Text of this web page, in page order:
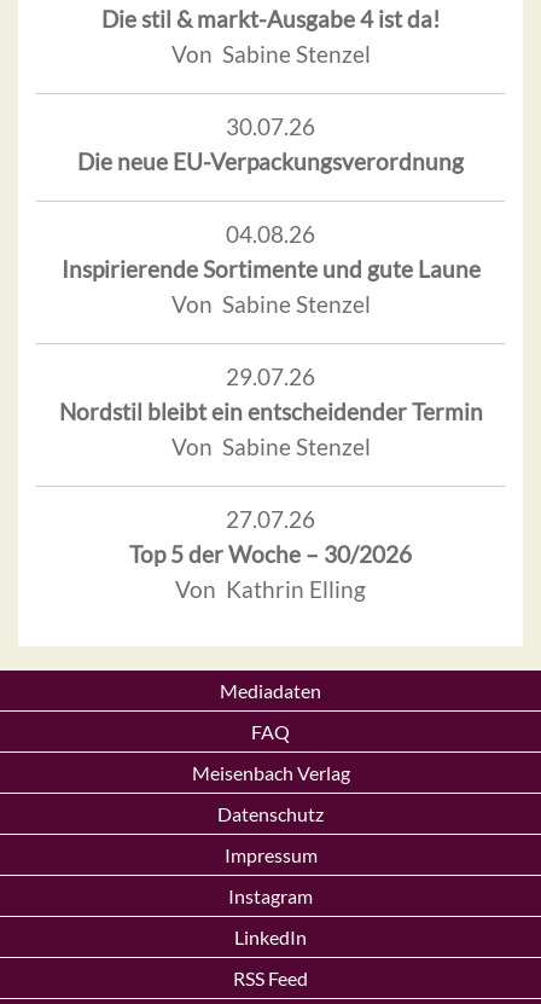
Die stil & markt-Ausgabe 4 ist da!
Von Sabine Stenzel
30.07.26
Die neue EU-Verpackungsverordnung
04.08.26
Inspirierende Sortimente und gute Laune
Von Sabine Stenzel
29.07.26
Nordstil bleibt ein entscheidender Termin
Von Sabine Stenzel
27.07.26
Top 5 der Woche – 30/2026
Von Kathrin Elling
Mediadaten
FAQ
Meisenbach Verlag
Datenschutz
Impressum
Instagram
LinkedIn
RSS Feed